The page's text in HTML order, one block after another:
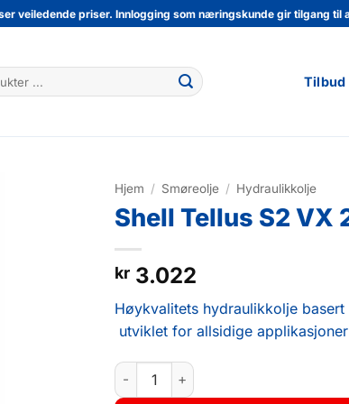
veiledende priser. Innlogging som næringskunde gir tilgang til
Tilbud
Hjem / Smøreolje / Hydraulikkolje
Shell Tellus S2 VX
kr 3.022
Høykvalitets hydraulikkolje
utviklet for allsidige
Shell Tellus S2 VX 22 20L antall